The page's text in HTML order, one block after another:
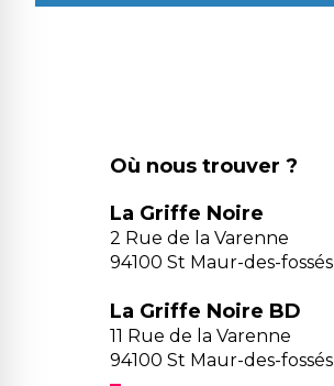
Où nous trouver ?
La Griffe Noire
2 Rue de la Varenne
94100 St Maur-des-fossés
La Griffe Noire BD
11 Rue de la Varenne
94100 St Maur-des-fossés